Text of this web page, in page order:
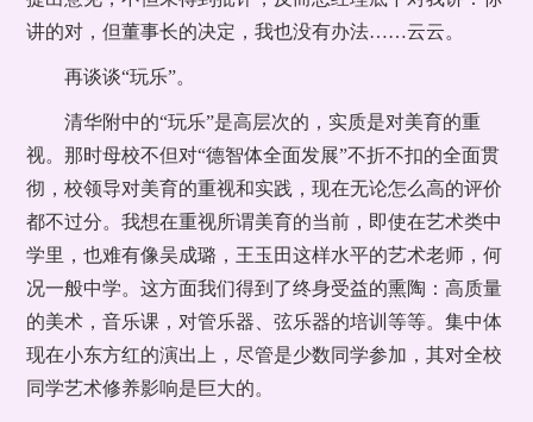
讲的对，但董事长的决定，我也没有办法……云云。
再谈谈“玩乐”。
清华附中的“玩乐”是高层次的，实质是对美育的重
视。那时母校不但对“德智体全面发展”不折不扣的全面贯
彻，校领导对美育的重视和实践，现在无论怎么高的评价
都不过分。我想在重视所谓美育的当前，即使在艺术类中
学里，也难有像吴成璐，王玉田这样水平的艺术老师，何
况一般中学。这方面我们得到了终身受益的熏陶：高质量
的美术，音乐课，对管乐器、弦乐器的培训等等。集中体
现在小东方红的演出上，尽管是少数同学参加，其对全校
同学艺术修养影响是巨大的。